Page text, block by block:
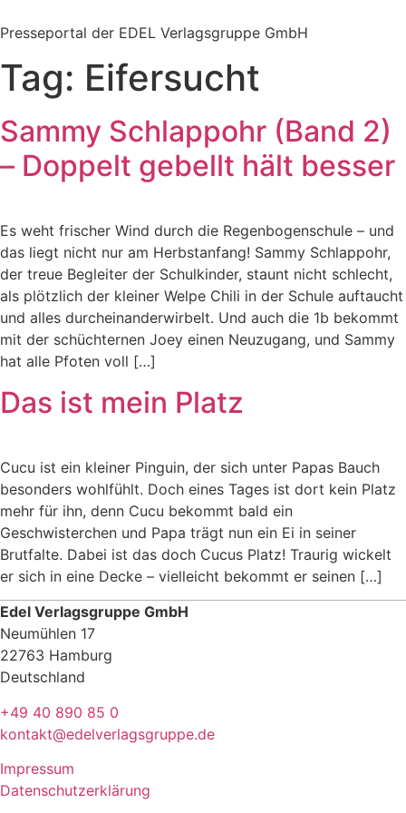
Inhalt
Presseportal der EDEL Verlagsgruppe GmbH
Tag: Eifersucht
Sammy Schlappohr (Band 2)
– Doppelt gebellt hält besser
Es weht frischer Wind durch die Regenbogenschule – und
das liegt nicht nur am Herbstanfang! Sammy Schlappohr,
der treue Begleiter der Schulkinder, staunt nicht schlecht,
als plötzlich der kleiner Welpe Chili in der Schule auftaucht
und alles durcheinanderwirbelt. Und auch die 1b bekommt
mit der schüchternen Joey einen Neuzugang, und Sammy
hat alle Pfoten voll […]
Das ist mein Platz
Cucu ist ein kleiner Pinguin, der sich unter Papas Bauch
besonders wohlfühlt. Doch eines Tages ist dort kein Platz
mehr für ihn, denn Cucu bekommt bald ein
Geschwisterchen und Papa trägt nun ein Ei in seiner
Brutfalte. Dabei ist das doch Cucus Platz! Traurig wickelt
er sich in eine Decke – vielleicht bekommt er seinen […]
Edel Verlagsgruppe GmbH
Neumühlen 17
22763 Hamburg
Deutschland
+49 40 890 85 0
kontakt@edelverlagsgruppe.de
Impressum
Datenschutzerklärung